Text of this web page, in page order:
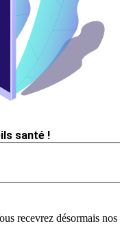
santé !
recevrez désormais nos